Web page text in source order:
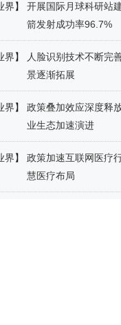
界】
开展国际月球科研站
箭发射成功率96.7%
界】
人脸识别技术不断完
景逐渐拓展
界】
政策叠加效应深度释
业生态加速演进
界】
政策加速互联网医疗
慧医疗布局